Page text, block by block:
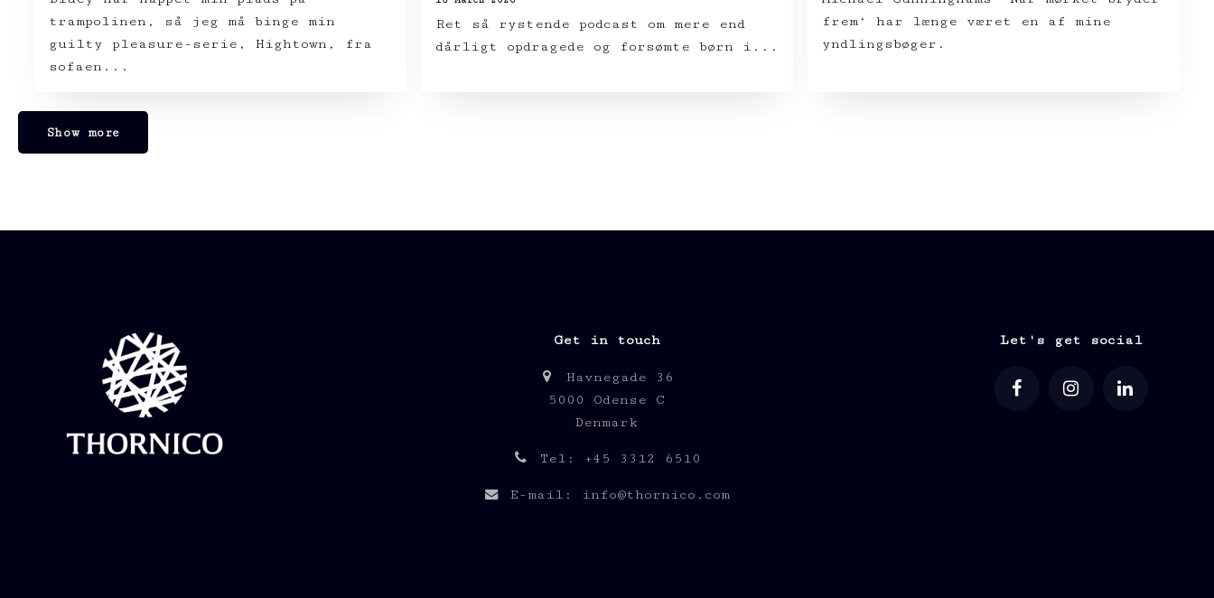
trampolinen, så jeg må binge min
guilty pleasure-serie, Hightown, fra
sofaen...
Ret så rystende podcast om mere end
dårligt opdragede og forsømte børn i...
frem‘ har længe været en af mine
yndlingsbøger.
Show more
Get in touch
Havnegade 36
5000 Odense C
Denmark
Tel: +45 3312 6510
E-mail: info@thornico.com
Let's get social